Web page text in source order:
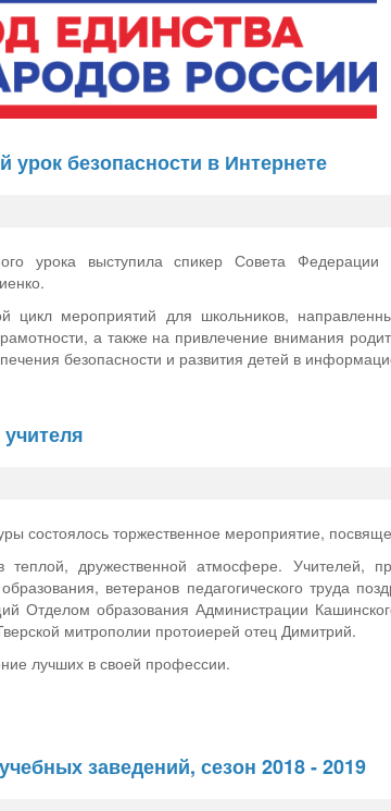
безопасности в Интернете
урока выступила спикер Совета Федерации
цикл мероприятий для школьников,
а также на привлечение внимания
безопасности и развития детей в
состоялось торжественное мероприятие,
дружественной атмосфере. Учителей,
ветеранов педагогического труда
Отделом образования Администрации
митрополии протоиерей отец Димитрий.
лучших в своей профессии.
заведений, сезон 2018 - 2019